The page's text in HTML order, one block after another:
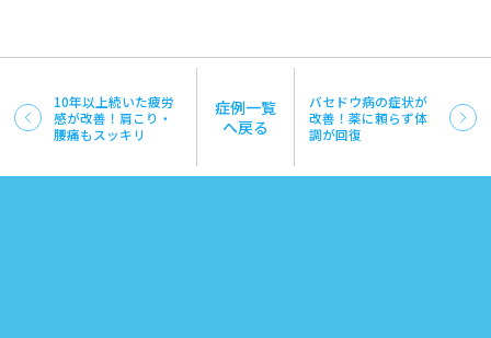
10年以上続いた疲労
感が改善！肩こり・
腰痛もスッキリ
症例一覧
へ戻る
バセドウ病の症状が
改善！薬に頼らず体
調が回復